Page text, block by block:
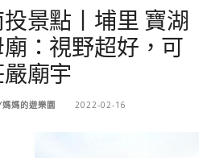
景點丨埔里 寶湖
：視野超好，可
廟宇
媽媽的遊樂園 2022-02-16